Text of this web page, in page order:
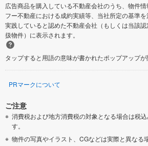
広告商品を購入している不動産会社のうち、物件
フー不動産における成約実績等、当社所定の基準
実践していると認めた不動産会社（もしくは当該
扱物件）に表示されます。
タップすると用語の意味が書かれたポップアップが
PRマークについて
ご注意
消費税および地方消費税の対象となる場合は税
す。
物件の写真やイラスト、CGなどは実際と異なる